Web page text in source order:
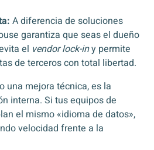
A diferencia de soluciones
garantiza que seas el dueño
el vendor lock-iny permite
de terceros con total libertad.
una mejora técnica, es la
interna. Si tus equipos de
el mismo «idioma de datos»,
velocidad frente a la